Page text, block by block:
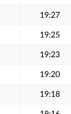
19:27
19:25
19:23
19:20
19:18